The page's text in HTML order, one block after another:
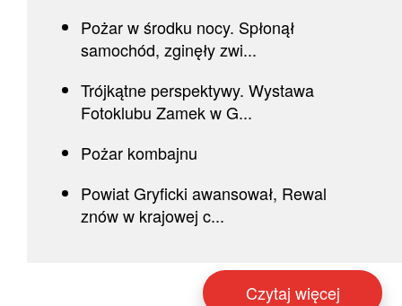
Pożar w środku nocy. Spłonął
samochód, zginęły zwi...
Trójkątne perspektywy. Wystawa
Fotoklubu Zamek w G...
Pożar kombajnu
Powiat Gryficki awansował, Rewal
znów w krajowej c...
Czytaj więcej